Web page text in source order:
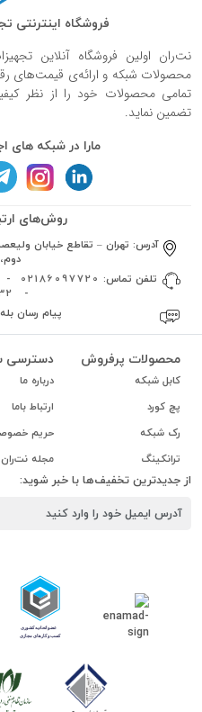
فروشگاه اینترنتی
نت‌ران اولین فروشگاه آنلاین
محصولات شبکه و ارائه‌ی قیمت‌های
تمامی محصولات خود را از نظر
تضمین نماید.
مارا در شبکه های
روش‌های
آدرس:تهران – تقاطع خیابان
دوم،
تلفن تماس:02186097720
پیام رسان بله :
محصولات پرفروش
کابل شبکه
پچ کورد
رک شبکه
ترانکینگ
دسترسی
درباره ما
ارتباط باما
حریم
مجله نت‌ران
از جدیدترین تخفیف‌ها با خبر شوید: